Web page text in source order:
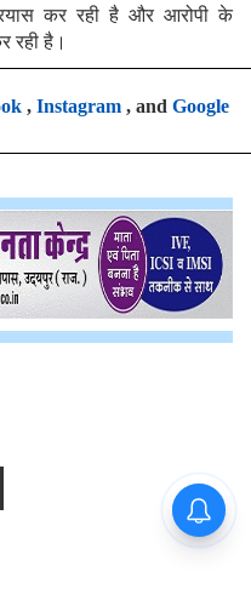
कर रही है और आरोपी के
रही है।
, Instagram, and Google